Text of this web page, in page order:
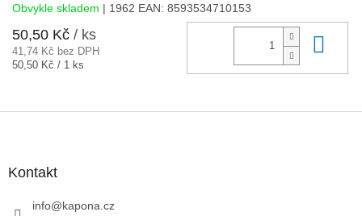
Obvykle skladem | 1962 EAN: 8593534710153
50,50 Kč / ks
41,74 Kč bez DPH
Měrná
50,50 Kč / 1 ks
Kontakt
info@kapona.cz